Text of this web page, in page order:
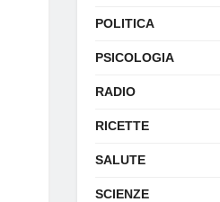
POLITICA
PSICOLOGIA
RADIO
RICETTE
SALUTE
SCIENZE